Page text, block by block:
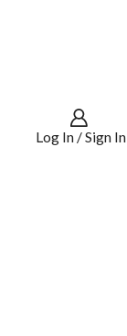
Log In / Sign In